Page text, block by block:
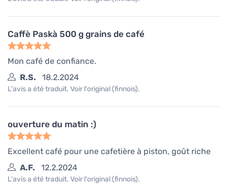
Caffè Paskà 500 g grains de café
Mon café de confiance.
R.S.
18.2.2024
L'avis a été traduit. Voir l'original (finnois).
ouverture du matin :)
Excellent café pour une cafetière à piston, goût riche
A.F.
12.2.2024
L'avis a été traduit. Voir l'original (finnois).